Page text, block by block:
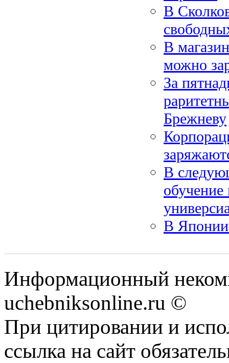
В
В
можно
За
Брежневу
В
В Японии
Информационный
uchebniksonline.ru ©
При цитировании и
ссылка на сайт